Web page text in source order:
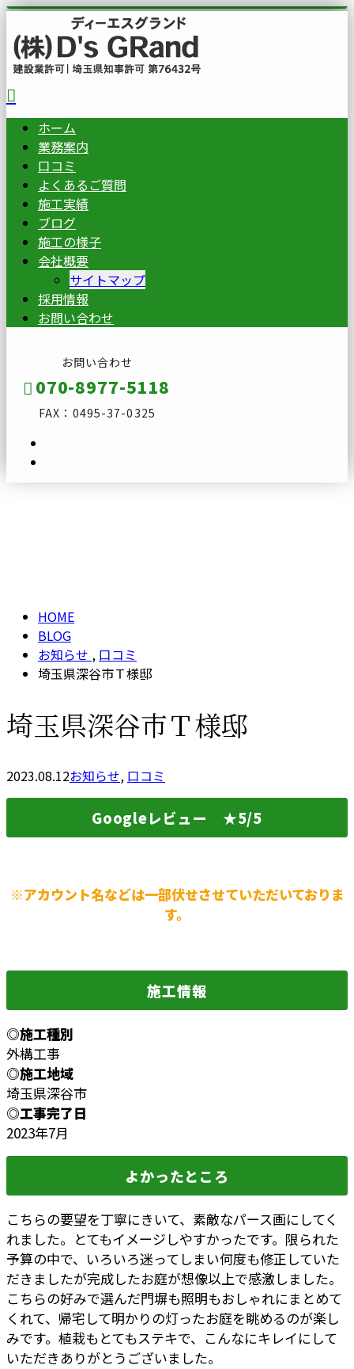
ホーム
業務案内
口コミ
よくあるご質問
施工実績
ブログ
施工の様子
会社概要
サイトマップ
採用情報
お問い合わせ
お問い合わせ
070-8977-5118
FAX：0495-37-0325
HOME
BLOG
お知らせ , 口コミ
埼玉県深谷市Ｔ様邸
埼玉県深谷市Ｔ様邸
2023.08.12お知らせ, 口コミ
Googleレビュー ★5/5
※アカウント名などは一部伏せさせていただいておりま
す。
施工情報
◎施工種別
外構工事
◎施工地域
埼玉県深谷市
◎工事完了日
2023年7月
よかったところ
こちらの要望を丁寧にきいて、素敵なパース画にしてく
れました。とてもイメージしやすかったです。限られた
予算の中で、いろいろ迷ってしまい何度も修正していた
だきましたが完成したお庭が想像以上で感激しました。
こちらの好みで選んだ門塀も照明もおしゃれにまとめて
くれて、帰宅して明かりの灯ったお庭を眺めるのが楽し
みです。植栽もとてもステキで、こんなにキレイにして
いただきありがとうございました。